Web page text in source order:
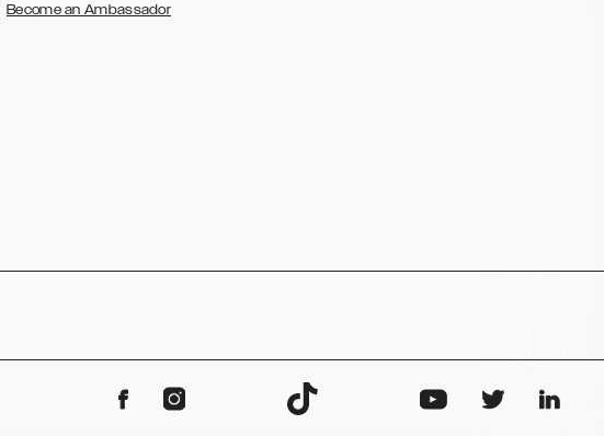
Become an Ambassador